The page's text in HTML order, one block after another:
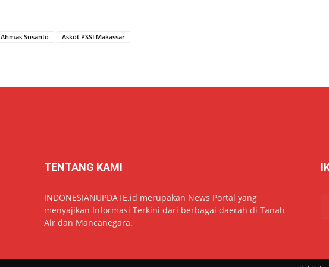
Ahmas Susanto Askot PSSI Makassar
TENTANG KAMI
INDONESIANUPDATE.id merupakan News Portal yang
menyajikan Informasi Terkini dari berbagai daerah di Tanah
Air dan Mancanegara.